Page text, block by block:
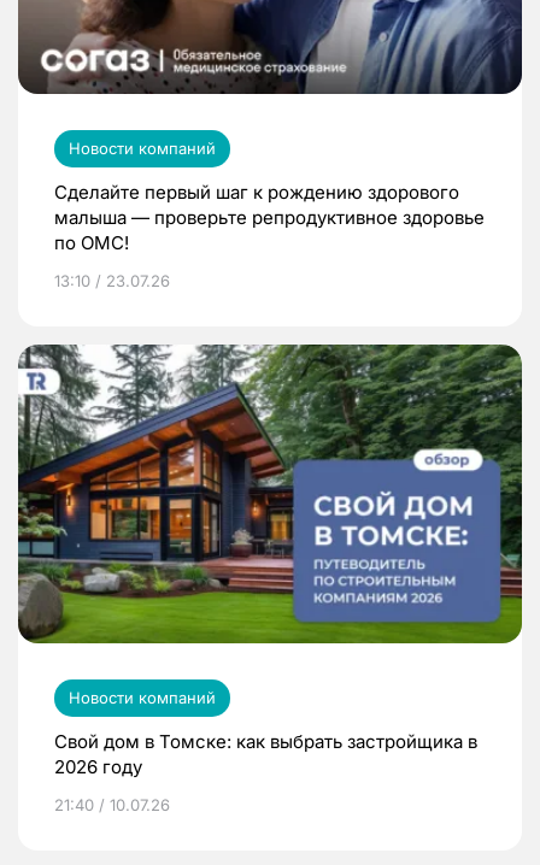
Новости компаний
Сделайте первый шаг к рождению здорового
малыша — проверьте репродуктивное здоровье
по ОМС!
13:10 / 23.07.26
Новости компаний
Свой дом в Томске: как выбрать застройщика в
2026 году
21:40 / 10.07.26